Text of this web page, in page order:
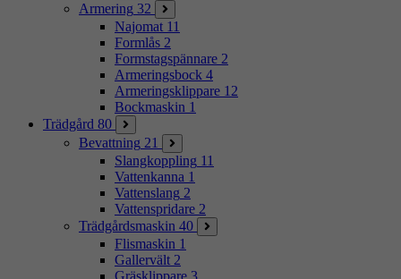
Armering 32
Najomat 11
Formlås 2
Formstagspännare 2
Armeringsbock 4
Armeringsklippare 12
Bockmaskin 1
Trädgård 80
Bevattning 21
Slangkoppling 11
Vattenkanna 1
Vattenslang 2
Vattenspridare 2
Trädgårdsmaskin 40
Flismaskin 1
Gallervält 2
Gräsklippare 3